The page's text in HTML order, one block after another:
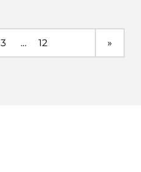
3 … 12 »